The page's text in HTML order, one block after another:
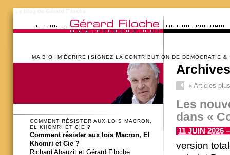
MA BIO M’ÉCRIRE SIGNEZ LA CONTRIBUTION DE DÉMOCRATIE &
«Articles
Les
dans «
11 JUIN 2026
version
COMMENT RÉSISTER AUX LOIS MACRON,
EL KHOMRI ET CIE ?
Comment résister aux lois Macron, El
Khomri et Cie ?
Richard Abauzit et Gérard Filoche